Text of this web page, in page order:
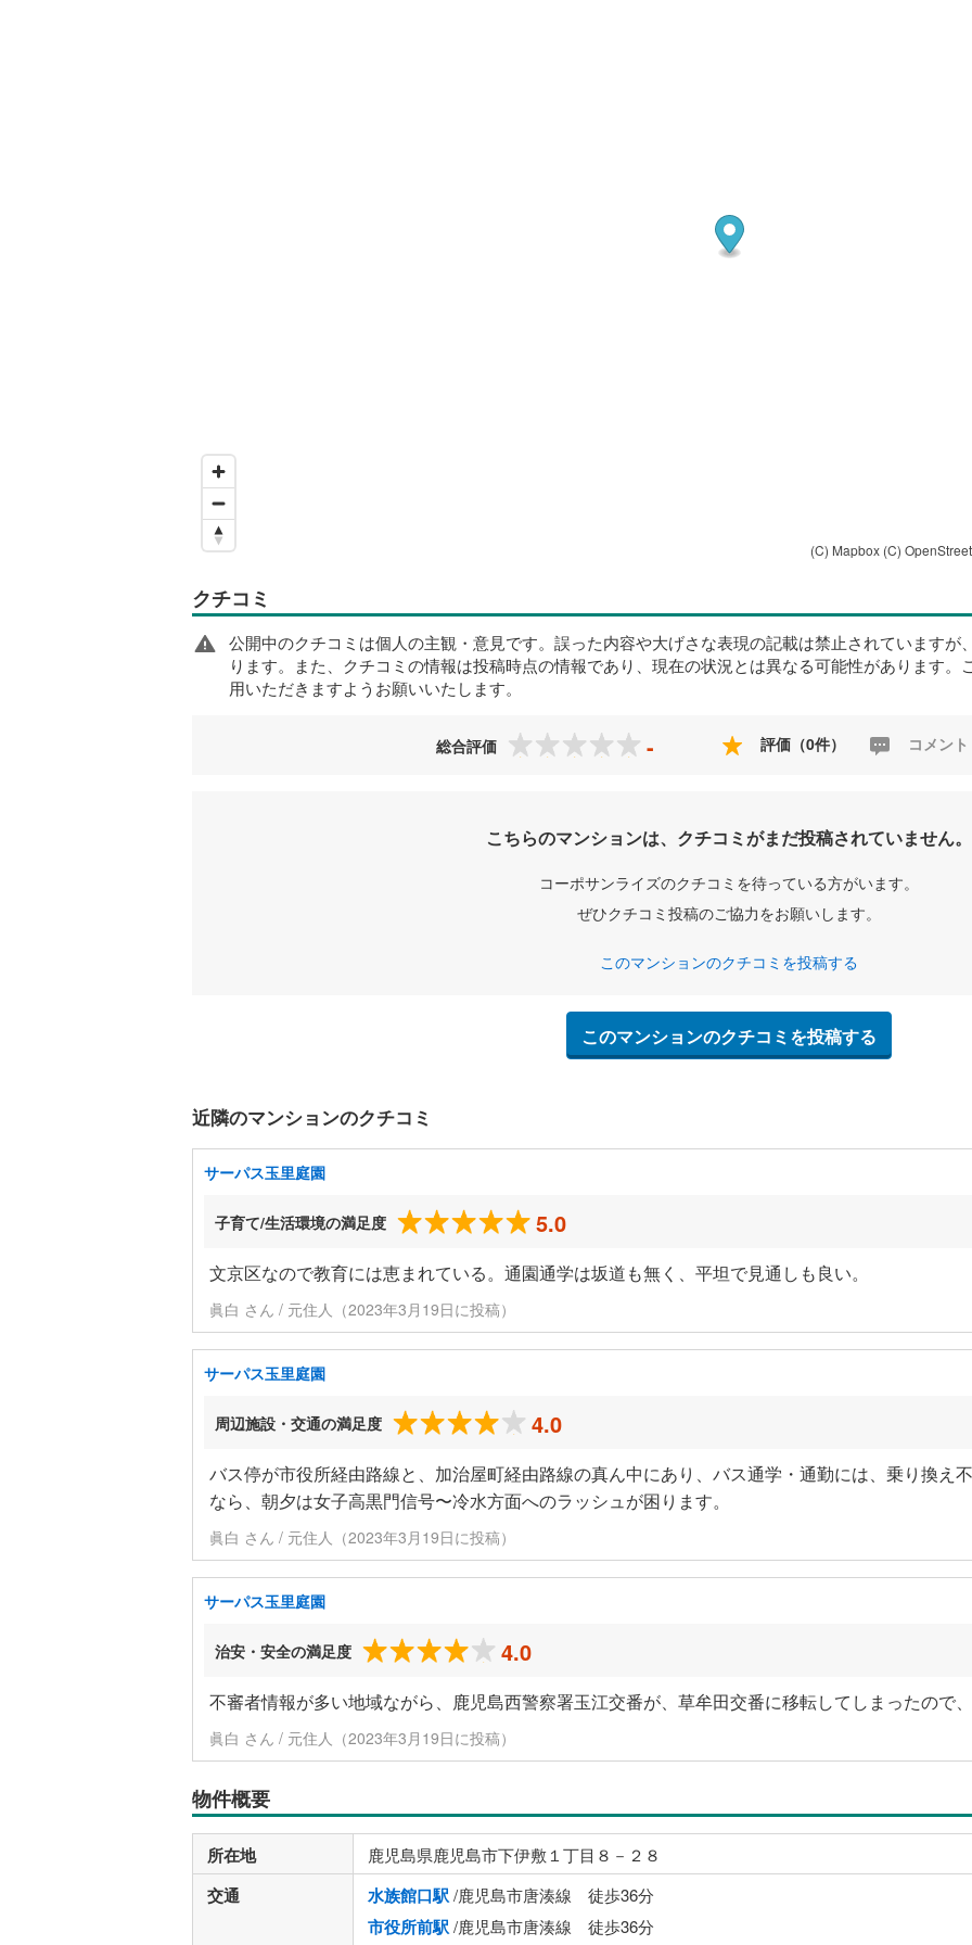
(C) Mapbox (C)
クチコミ
公開中のクチコミは個人の主観・意見です。誤った内容や大げさな表現の記載は禁止されていますが
ります。また、クチコミの情報は投稿時点の情報であり、現在の状況とは異なる可能性があります
用いただきますようお願いいたします。
総合評価 - 評価（0件） コメン
こちらのマンションは、クチコミがまだ投稿されていません。
コーポサンライズのクチコミを待っている方がいます。
ぜひクチコミ投稿のご協力をお願いします。
このマンションのクチコミを投稿する
このマンションのクチコミを投稿する
近隣のマンションのクチコミ
サーパス玉里庭園
子育て/生活環境の満足度 5.0
文京区なので教育には恵まれている。通園通学は坂道も無く、平坦で見通しも良い。
眞白 さん / 元住人（2023年3月19日に投稿）
サーパス玉里庭園
周辺施設・交通の満足度 4.0
バス停が市役所経由路線と、加治屋町経由路線の真ん中にあり、バス通学・通勤には、乗り換え
なら、朝夕は女子高黒門信号〜冷水方面へのラッシュが困ります。
眞白 さん / 元住人（2023年3月19日に投稿）
サーパス玉里庭園
治安・安全の満足度 4.0
不審者情報が多い地域ながら、鹿児島西警察署玉江交番が、草牟田交番に移転してしまったので
眞白 さん / 元住人（2023年3月19日に投稿）
物件概要
所在地 鹿児島県鹿児島市下伊敷１丁目８－２８
交通 水族館口駅/鹿児島市唐湊線 徒歩36分
市役所前駅/鹿児島市唐湊線 徒歩36分